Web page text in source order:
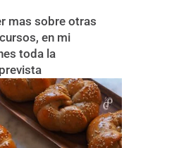
mas sobre otras
en mi
toda la